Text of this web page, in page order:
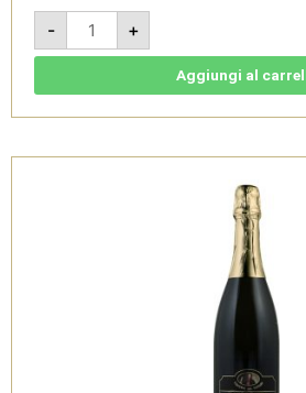
-
L'Atto
2020
Magnum
1,5
IGT
Cantine
+
Aggiungi al